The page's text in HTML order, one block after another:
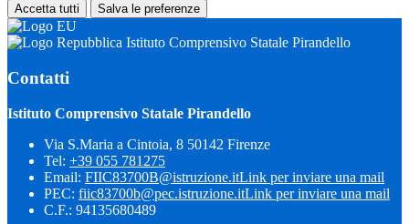
Accetta tutti Salva le preferenze
Istituto Comprensivo Statale Pirandello
Contatti
Istituto Comprensivo Statale Pirandello
Via S.Maria a Cintoia, 8 50142 Firenze
Tel: +39 055 781275
Email: FIIC83700B@istruzione.itLink per inviare una mail
PEC: fiic83700b@pec.istruzione.itLink per inviare una mail
C.F.: 94135680489